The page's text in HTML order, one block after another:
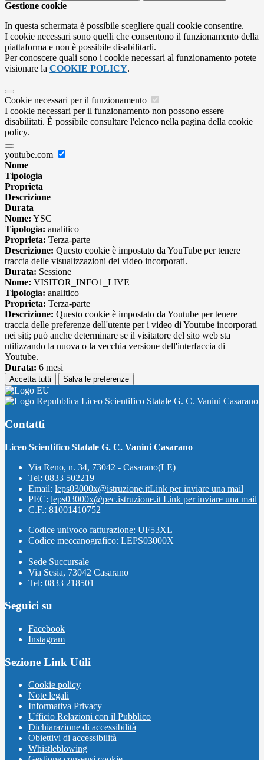
Gestione cookie
In questa schermata è possibile scegliere quali cookie consentire.
I cookie necessari sono quelli che consentono il funzionamento della
piattaforma e non è possibile disabilitarli.
Per conoscere quali sono i cookie necessari al funzionamento potete
visionare la COOKIE POLICY.
Cookie necessari per il funzionamento
I cookie necessari per il funzionamento non possono essere
disabilitati. È possibile consultare l'elenco nella pagina della cookie
policy.
youtube.com
Nome
Tipologia
Proprieta
Descrizione
Durata
Nome: YSC
Tipologia: analitico
Proprieta: Terza-parte
Descrizione: Questo cookie è impostato da YouTube per tenere
traccia delle visualizzazioni dei video incorporati.
Durata: Sessione
Nome: VISITOR_INFO1_LIVE
Tipologia: analitico
Proprieta: Terza-parte
Descrizione: Questo cookie è impostato da Youtube per tenere
traccia delle preferenze dell'utente per i video di Youtube incorporati
nei siti; può anche determinare se il visitatore del sito web sta
utilizzando la nuova o la vecchia versione dell'interfaccia di
Youtube.
Durata: 6 mesi
Accetta tutti Salva le preferenze
Liceo Scientifico Statale G. C. Vanini Casarano
Contatti
Liceo Scientifico Statale G. C. Vanini Casarano
Via Reno, n. 34, 73042 - Casarano(LE)
Tel: 0833 502219
Email: leps03000x@istruzione.itLink per inviare una mail
PEC: leps03000x@pec.istruzione.it Link per inviare una mail
C.F.: 81001410752
Codice univoco fatturazione: UF53XL
Codice meccanografico: LEPS03000X
Sede Succursale
Via Sesia, 73042 Casarano
Tel: 0833 218501
Seguici su
Facebook
Instagram
Sezione Link Utili
Cookie policy
Note legali
Informativa Privacy
Ufficio Relazioni con il Pubblico
Dichiarazione di accessibilità
Obiettivi di accessibilità
Whistleblowing